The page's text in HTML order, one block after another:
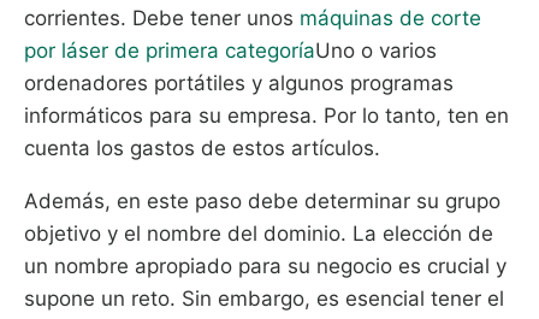
corrientes. Debe tener unos máquinas de corte
por láser de primera categoríaUno o varios
ordenadores portátiles y algunos programas
informáticos para su empresa. Por lo tanto, ten en
cuenta los gastos de estos artículos.
Además, en este paso debe determinar su grupo
objetivo y el nombre del dominio. La elección de
un nombre apropiado para su negocio es crucial y
supone un reto. Sin embargo, es esencial tener el